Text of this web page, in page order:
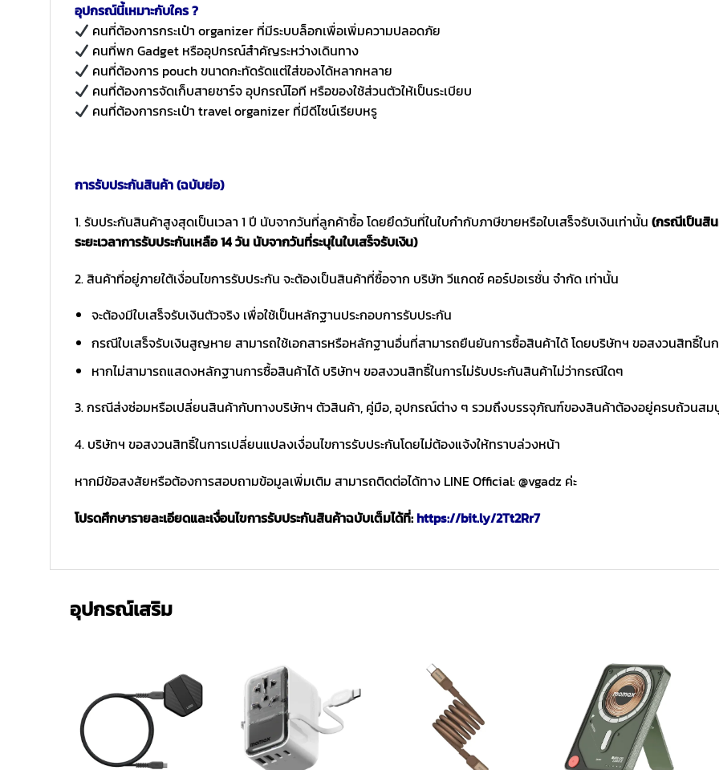
อุปกรณ์นี้เหมาะกับใคร ?
คนที่ต้องการกระเป๋า organizer ที่มีระบบล็อกเพื่อเพิ่มความปลอดภัย
คนที่พก Gadget หรืออุปกรณ์สำคัญระหว่างเดินทาง
คนที่ต้องการ pouch ขนาดกะทัดรัดแต่ใส่ของได้หลากหลาย
คนที่ต้องการจัดเก็บสายชาร์จ อุปกรณ์ไอที หรือของใช้ส่วนตัวให้เป็นระเบียบ
คนที่ต้องการกระเป๋า travel organizer ที่มีดีไซน์เรียบหรู
การรับประกันสินค้า (ฉบับย่อ)
1. รับประกันสินค้าสูงสุดเป็นเวลา 1 ปี นับจากวันที่ลูกค้าซื้อ โดยยึดวันที่ในใบกำกับภาษีขายหรือใบเสร็จรับเงินเท่านั้น (กรณีเป็นสิ
ระยะเวลาการรับประกันเหลือ 14 วัน นับจากวันที่ระบุในใบเสร็จรับเงิน)
2. สินค้าที่อยู่ภายใต้เงื่อนไขการรับประกัน จะต้องเป็นสินค้าที่ซื้อจาก บริษัท วีแกดซ์ คอร์ปอเรชั่น จำกัด เท่านั้น
จะต้องมีใบเสร็จรับเงินตัวจริง เพื่อใช้เป็นหลักฐานประกอบการรับประกัน
กรณีใบเสร็จรับเงินสูญหาย สามารถใช้เอกสารหรือหลักฐานอื่นที่สามารถยืนยันการซื้อสินค้าได้ โดยบริษัทฯ ขอสงวนสิทธิ์ใน
หากไม่สามารถแสดงหลักฐานการซื้อสินค้าได้ บริษัทฯ ขอสงวนสิทธิ์ในการไม่รับประกันสินค้าไม่ว่ากรณีใดๆ
3. กรณีส่งซ่อมหรือเปลี่ยนสินค้ากับทางบริษัทฯ ตัวสินค้า, คู่มือ, อุปกรณ์ต่าง ๆ รวมถึงบรรจุภัณฑ์ของสินค้าต้องอยู่ครบถ้วนส
4. บริษัทฯ ขอสงวนสิทธิ์ในการเปลี่ยนแปลงเงื่อนไขการรับประกันโดยไม่ต้องแจ้งให้ทราบล่วงหน้า
หากมีข้อสงสัยหรือต้องการสอบถามข้อมูลเพิ่มเติม สามารถติดต่อได้ทาง LINE Official: @vgadz ค่ะ
โปรดศึกษารายละเอียดและเงื่อนไขการรับประกันสินค้าฉบับเต็มได้ที่:https://bit.ly/2Tt2Rr7
อุปกรณ์เสริม